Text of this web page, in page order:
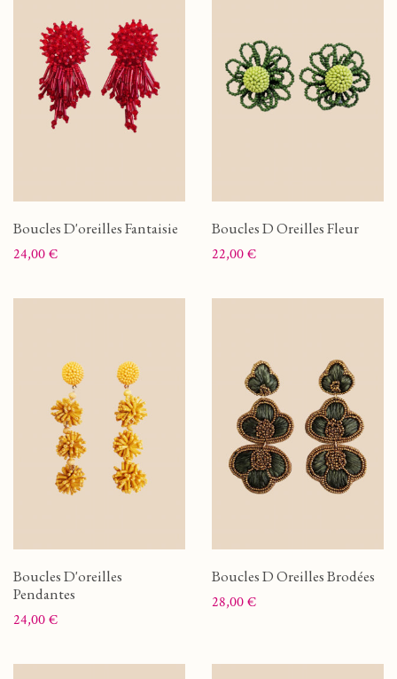
Boucles D'oreilles Fantaisie
Prix
24,00 €
Boucles D Oreilles Fleur
Prix
22,00 €
Boucles D'oreilles
Pendantes
Prix
24,00 €
Boucles D Oreilles Brodées
Prix
28,00 €